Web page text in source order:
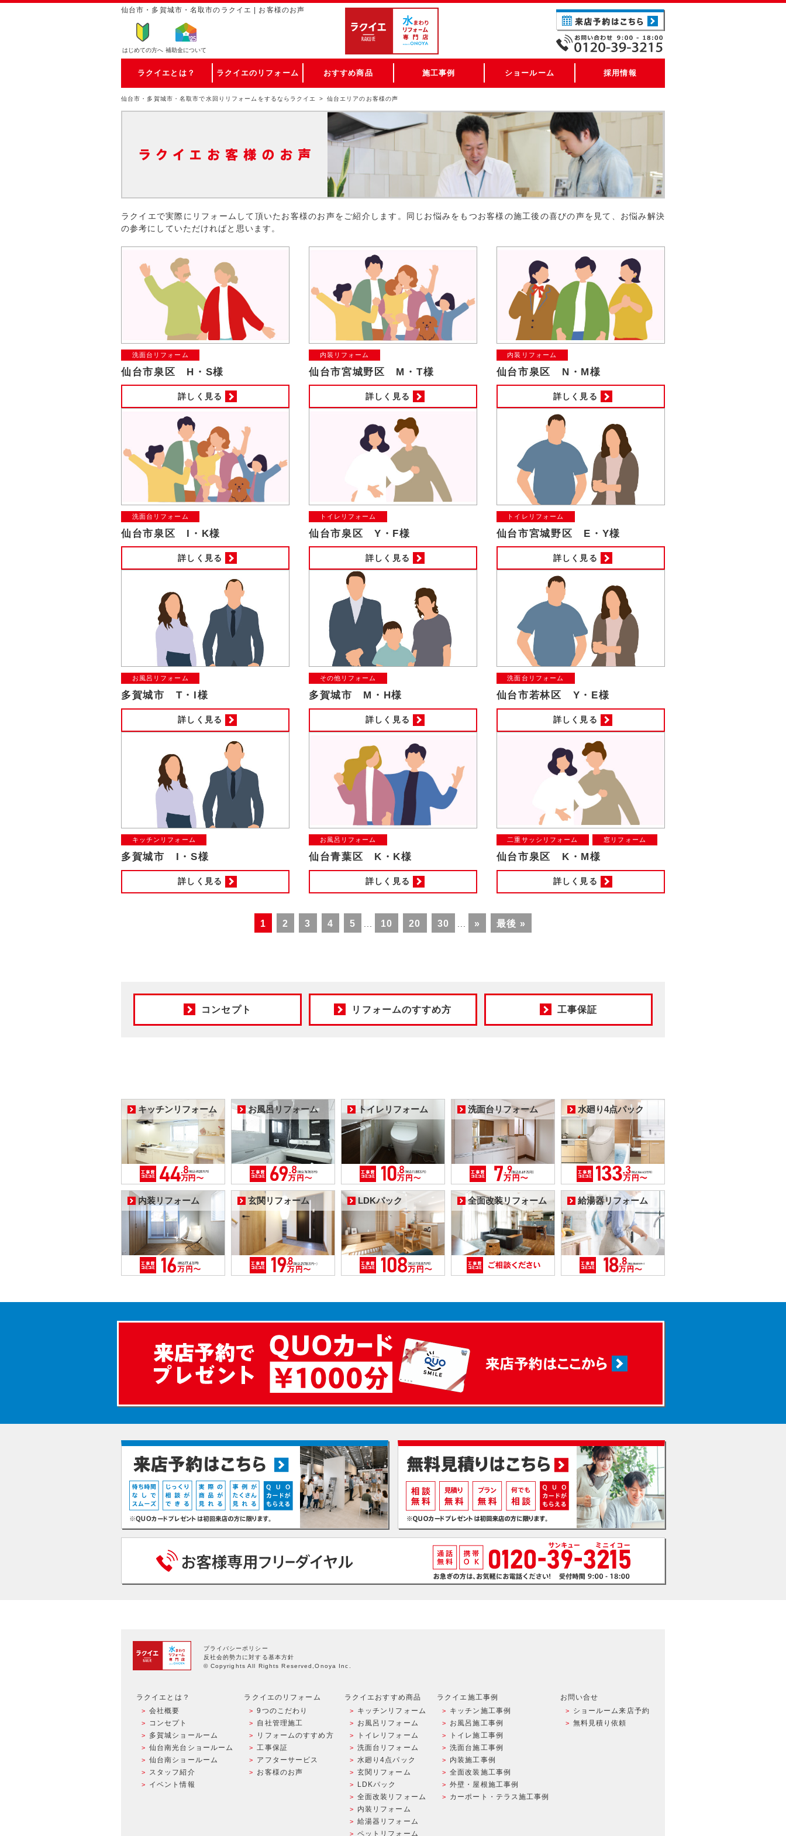
仙台市・多賀城市・名取市のラクイエ | お客様のお声
はじめての方へ 補助金について
ラクイエとは？ ラクイエのリフォーム おすすめ商品 施工事例 ショールーム 採用情報
仙台市・多賀城市・名取市で水回りリフォームをするならラクイエ 仙台エリアのお客様の声
ラクイエで実際にリフォームして頂いたお客様のお声をご紹介します。同じお悩みをもつお客様の施工後の喜びの声を見て、お悩み解決
の参考にしていただければと思います。
洗面台リフォーム
仙台市泉区 H・S様
詳しく見る
内装リフォーム
仙台市宮城野区 M・T様
詳しく見る
内装リフォーム
仙台市泉区 N・M様
詳しく見る
洗面台リフォーム
仙台市泉区 I・K様
詳しく見る
トイレリフォーム
仙台市泉区 Y・F様
詳しく見る
トイレリフォーム
仙台市宮城野区 E・Y様
詳しく見る
お風呂リフォーム
多賀城市 T・I様
詳しく見る
その他リフォーム
多賀城市 M・H様
詳しく見る
洗面台リフォーム
仙台市若林区 Y・E様
詳しく見る
キッチンリフォーム
多賀城市 I・S様
詳しく見る
お風呂リフォーム
仙台青葉区 K・K様
詳しく見る
二重サッシリフォーム 窓リフォーム
仙台市泉区 K・M様
詳しく見る
1 2 3 4 5 10 20 30 » 最後 »
コンセプト リフォームのすすめ方 工事保証
キッチンリフォーム お風呂リフォーム トイレリフォーム 洗面台リフォーム 水廻り4点パック
内装リフォーム 玄関リフォーム LDKパック 全面改装リフォーム 給湯器リフォーム
プライバシーポリシー
反社会的勢力に対する基本方針
© Copyrights All Rights Reserved,Onoya Inc.
ラクイエとは？
会社概要
コンセプト
多賀城ショールーム
仙台南光台ショールーム
仙台南ショールーム
スタッフ紹介
イベント情報
ラクイエのリフォーム
9つのこだわり
自社管理施工
リフォームのすすめ方
工事保証
アフターサービス
お客様のお声
ラクイエおすすめ商品
キッチンリフォーム
お風呂リフォーム
トイレリフォーム
洗面台リフォーム
水廻り4点パック
玄関リフォーム
LDKパック
全面改装リフォーム
内装リフォーム
給湯器リフォーム
ペットリフォーム
ラクイエ施工事例
キッチン施工事例
お風呂施工事例
トイレ施工事例
洗面台施工事例
内装施工事例
全面改装施工事例
外壁・屋根施工事例
カーポート・テラス施工事例
お問い合せ
ショールーム来店予約
無料見積り依頼